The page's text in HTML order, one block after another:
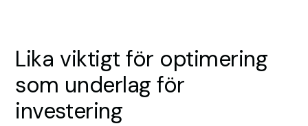
Lika viktigt för optimering
som underlag för
investering